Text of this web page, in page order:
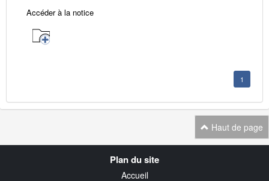
Accéder à la notice
1
Haut de page
Plan du site
Accueil